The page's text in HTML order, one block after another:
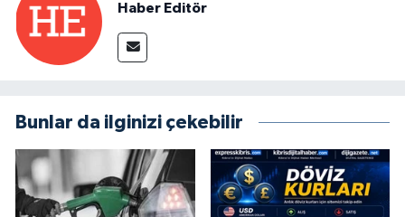
Haber Editör
Bunlar da ilginizi çekebilir